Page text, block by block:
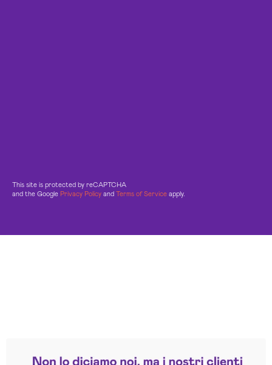
This site is protected by reCAPTCHA
and the Google Privacy Policy and Terms of Service apply.
Trustpilot